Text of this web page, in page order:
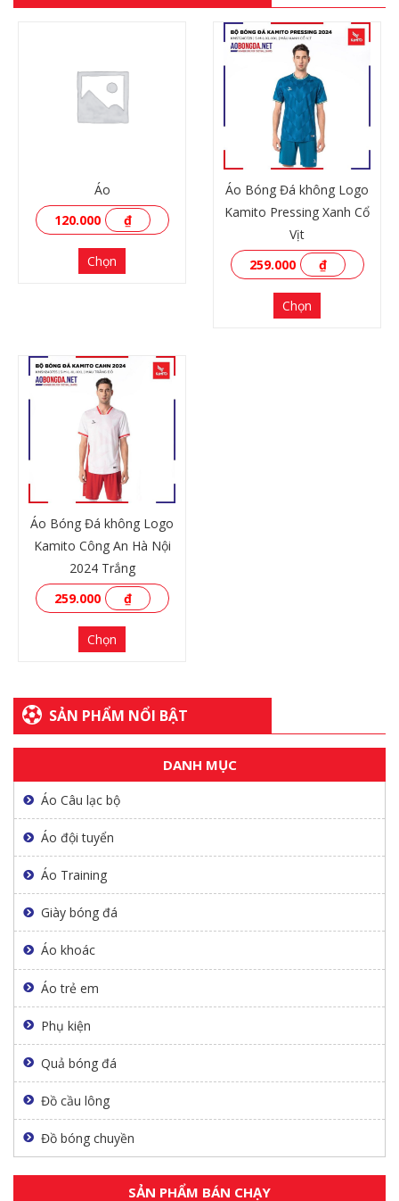
XEM THÊM
Áo
120.000
₫
Chọn
Áo Bóng Đá không Logo
Kamito Pressing Xanh Cổ
Vịt
259.000
₫
Chọn
Áo Bóng Đá không Logo
Kamito Công An Hà Nội
2024 Trắng
259.000
₫
Chọn
SẢN PHẨM NỔI BẬT
DANH MỤC
Áo Câu lạc bộ
Áo đội tuyển
Áo Training
Giày bóng đá
Áo khoác
Áo trẻ em
Phụ kiện
Quả bóng đá
Đồ cầu lông
Đồ bóng chuyền
SẢN PHẨM BÁN CHẠY